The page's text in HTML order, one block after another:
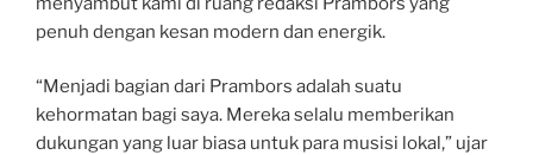
penuh dengan kesan modern dan energik.
“Menjadi bagian dari Prambors adalah suatu
kehormatan bagi saya. Mereka selalu memberikan
dukungan yang luar biasa untuk para musisi lokal,” ujar